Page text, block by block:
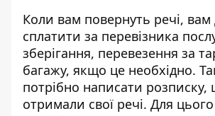
Коли вам повернуть речі, вам
сплатити за перевізника
зберігання, перевезення за
багажу, якщо це необхідно.
потрібно написати розписку,
отримали свої речі. Для